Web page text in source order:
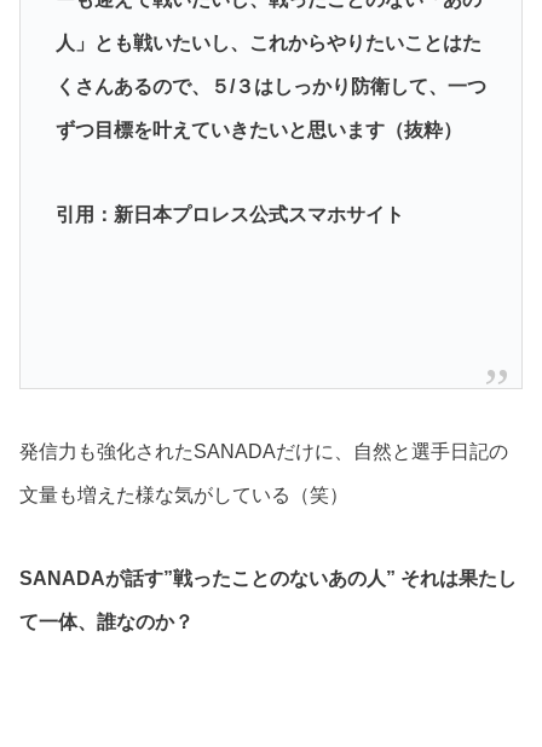
人」とも戦いたいし、これからやりたいことはた
くさんあるので、５/３はしっかり防衛して、一つ
ずつ目標を叶えていきたいと思います（抜粋）
引用：新日本プロレス公式スマホサイト
発信力も強化されたSANADAだけに、自然と選手日記の
文量も増えた様な気がしている（笑）
SANADAが話す”戦ったことのないあの人” それは果たし
て一体、誰なのか？